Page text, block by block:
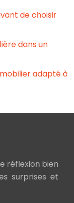
de choisir
dans un
adapté à
réflexion bien
surprises et